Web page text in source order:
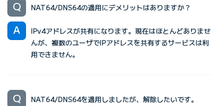
NAT64/DNS64の適用にデメリットはありますか？
IPv4アドレスが共有になります。現在はほとんどありませ
んが、複数のユーザでIPアドレスを共有するサービスは利
用できません。
NAT64/DNS64を適用しましたが、解除したいです。